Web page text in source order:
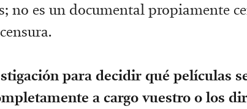
no es un documental propiamente
para decidir qué películas
a cargo vuestro o los